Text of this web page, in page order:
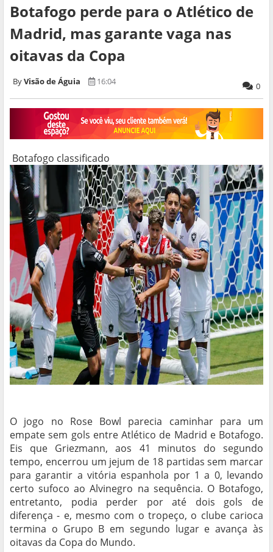
Botafogo perde para o Atlético de
Madrid, mas garante vaga nas
oitavas da Copa
Visão de Águia 16:04 0
Botafogo classificado
O jogo no Rose Bowl parecia caminhar para um
empate sem gols entre Atlético de Madrid e Botafogo.
Eis que Griezmann, aos 41 minutos do segundo
tempo, encerrou um jejum de 18 partidas sem marcar
para garantir a vitória espanhola por 1 a 0, levando
certo sufoco ao Alvinegro na sequência. O Botafogo,
entretanto, podia perder por até dois gols de
diferença - e, mesmo com o tropeço, o clube carioca
termina o Grupo B em segundo lugar e avança às
oitavas da Copa do Mundo.